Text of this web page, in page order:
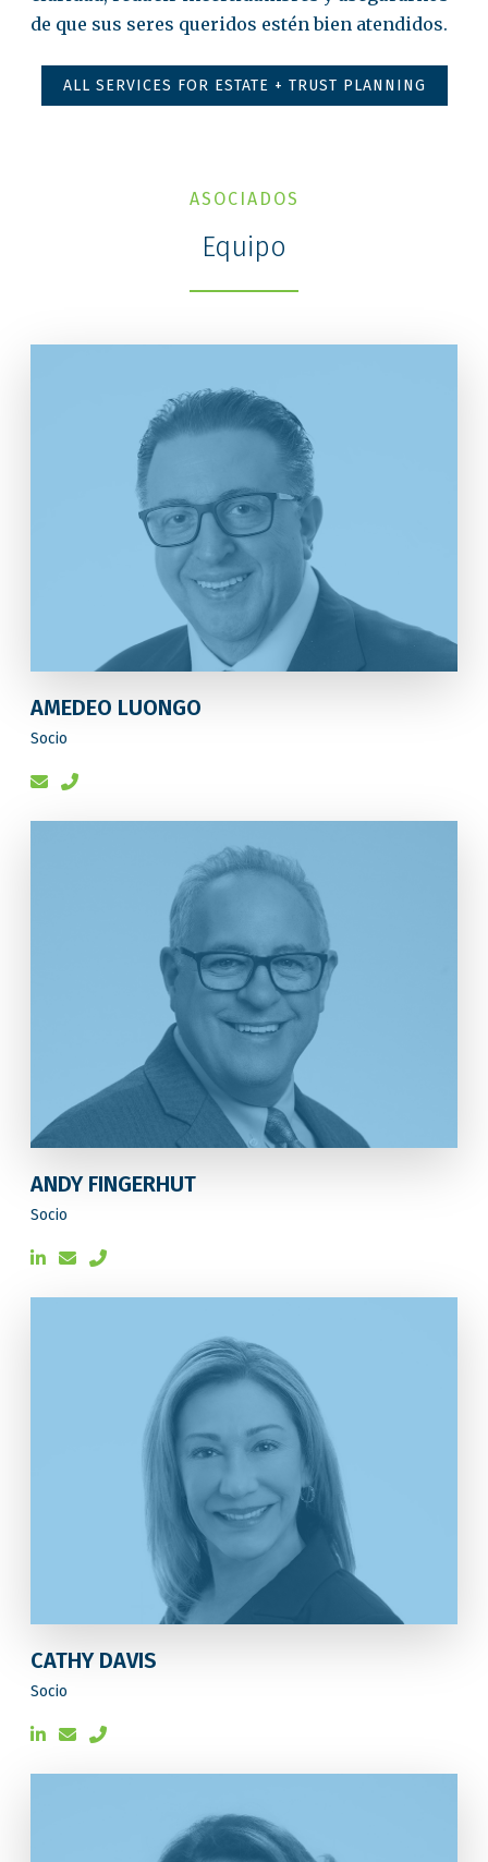
de que sus seres queridos estén bien atendidos.
ALL SERVICES FOR ESTATE + TRUST PLANNING
ASOCIADOS
Equipo
AMEDEO LUONGO
Socio
ANDY FINGERHUT
Socio
CATHY DAVIS
Socio